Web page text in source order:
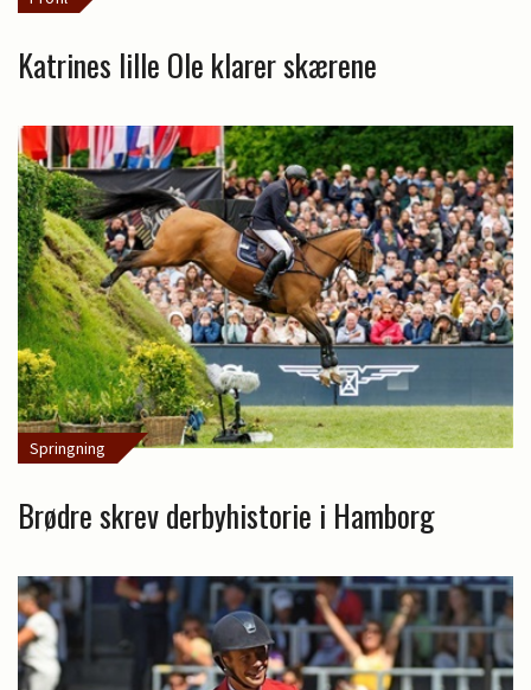
Katrines lille Ole klarer skærene
Springning
Brødre skrev derbyhistorie i Hamborg